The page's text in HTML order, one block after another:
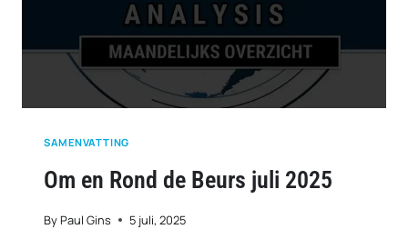
SAMENVATTING
Om en Rond de Beurs juli 2025
ByPaul Gins 5 juli, 2025